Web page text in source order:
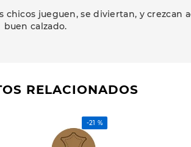
chicos jueguen, se diviertan, y crezcan
buen calzado.
RELACIONADOS
-21 %